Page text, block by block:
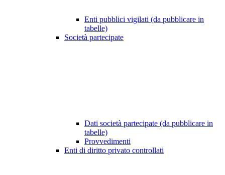
Enti pubblici vigilati (da pubblicare in
tabelle)
Società partecipate
Dati società partecipate (da pubblicare in
tabelle)
Provvedimenti
Enti di diritto privato controllati